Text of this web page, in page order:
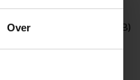
Over
Autres
Entreprises (B2B)